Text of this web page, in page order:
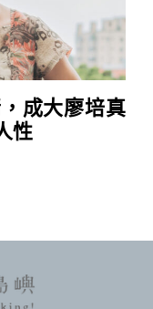
成大廖培真
性